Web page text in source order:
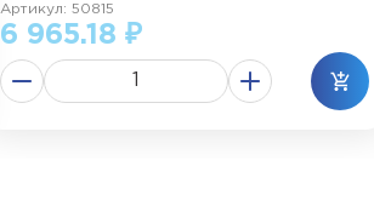
Артикул: 50815
6 965.18 ₽